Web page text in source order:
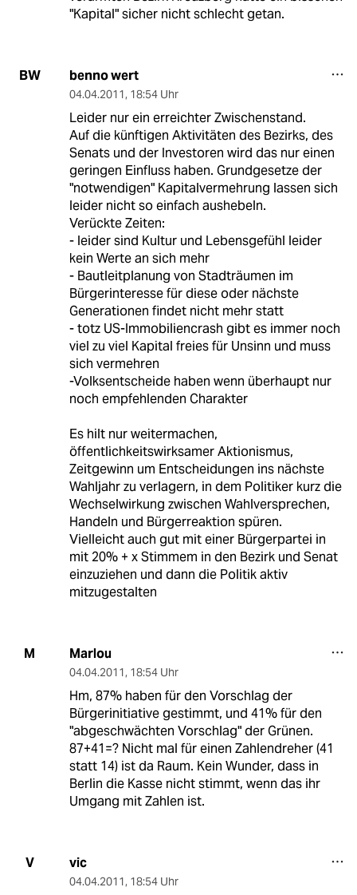
"Kapital" sicher nicht schlecht getan.
BW benno wert
04.04.2011, 18:54 Uhr
Leider nur ein erreichter Zwischenstand.
Auf die künftigen Aktivitäten des Bezirks, des
Senats und der Investoren wird das nur einen
geringen Einfluss haben. Grundgesetze der
"notwendigen" Kapitalvermehrung lassen sich
leider nicht so einfach aushebeln.
Verückte Zeiten:
- leider sind Kultur und Lebensgefühl leider
kein Werte an sich mehr
- Bautleitplanung von Stadträumen im
Bürgerinteresse für diese oder nächste
Generationen findet nicht mehr statt
- totz US-Immobiliencrash gibt es immer noch
viel zu viel Kapital freies für Unsinn und muss
sich vermehren
-Volksentscheide haben wenn überhaupt nur
noch empfehlenden Charakter
Es hilt nur weitermachen,
öffentlichkeitswirksamer Aktionismus,
Zeitgewinn um Entscheidungen ins nächste
Wahljahr zu verlagern, in dem Politiker kurz die
Wechselwirkung zwischen Wahlversprechen,
Handeln und Bürgerreaktion spüren.
Vielleicht auch gut mit einer Bürgerpartei in
mit 20% + x Stimmem in den Bezirk und Senat
einzuziehen und dann die Politik aktiv
mitzugestalten
M Marlou
04.04.2011, 18:54 Uhr
Hm, 87% haben für den Vorschlag der
Bürgerinitiative gestimmt, und 41% für den
"abgeschwächten Vorschlag" der Grünen.
87+41=? Nicht mal für einen Zahlendreher (41
statt 14) ist da Raum. Kein Wunder, dass in
Berlin die Kasse nicht stimmt, wenn das ihr
Umgang mit Zahlen ist.
V vic
04.04.2011, 18:54 Uhr